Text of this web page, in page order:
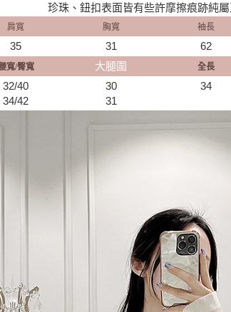
珍珠、鈕扣表面皆有些許摩擦痕跡純
肩寬 胸寬 袖長
35 31 62
寬/臀寬 大腿圍 全長
32/40
34/42
30
31
34